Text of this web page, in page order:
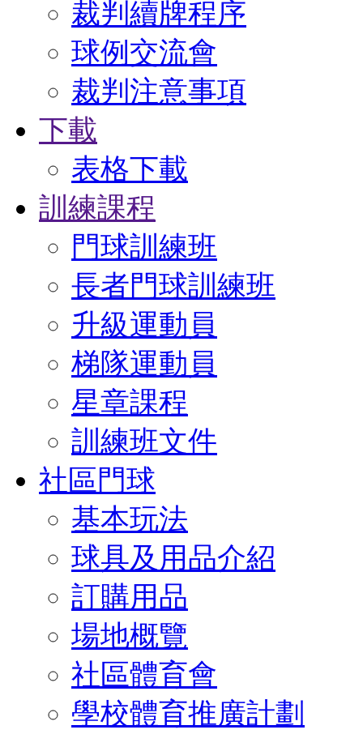
裁判續牌程序
球例交流會
裁判注意事項
下載
表格下載
訓練課程
門球訓練班
長者門球訓練班
升級運動員
梯隊運動員
星章課程
訓練班文件
社區門球
基本玩法
球具及用品介紹
訂購用品
場地概覽
社區體育會
學校體育推廣計劃